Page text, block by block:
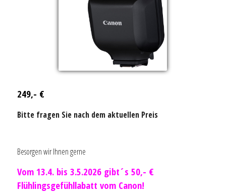
249,- €
Bitte fragen Sie nach dem aktuellen Preis
Besorgen wir Ihnen gerne
Vom 13.4. bis 3.5.2026 gibt´s 50,- €
Flühlingsgefühllabatt vom Canon!